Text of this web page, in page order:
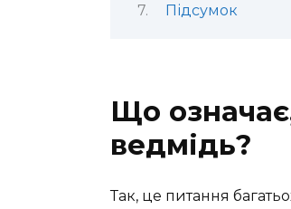
Підсумок
Що
ведмідь?
Так, це питання